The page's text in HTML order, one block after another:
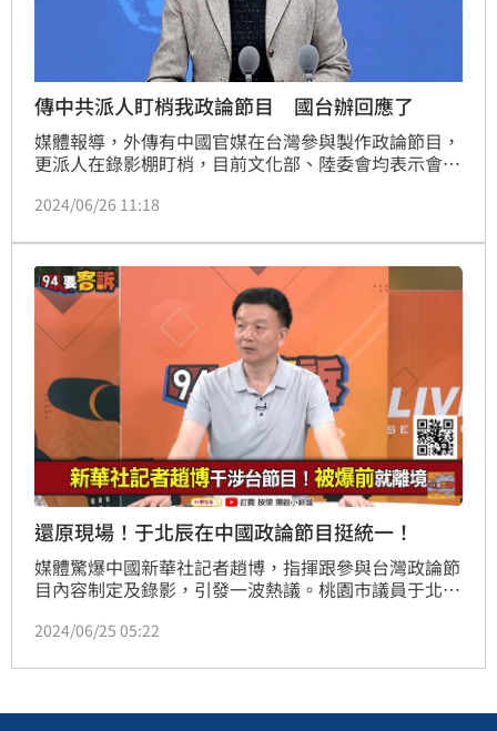
傳中共派人盯梢我政論節目 國台辦回應了
媒體報導，外傳有中國官媒在台灣參與製作政論節目，
更派人在錄影棚盯梢，目前文化部、陸委會均表示會做
辦發言人朱鳳蓮今（26）日回應說，這是一篇徹頭徹尾
2024/06/26 11:18
還原現場！于北辰在中國政論節目挺統一！
媒體驚爆中國新華社記者趙博，指揮跟參與台灣政論節
目內容制定及錄影，引發一波熱議。桃園市議員于北辰
指稱連他在中國被瘋傳「贊成統一」的說法，都是被剪
2024/06/25 05:22